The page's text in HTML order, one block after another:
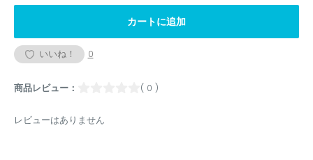
カートに追加
いいね！ 0
商品レビュー： ( 0 )
レビューはありません